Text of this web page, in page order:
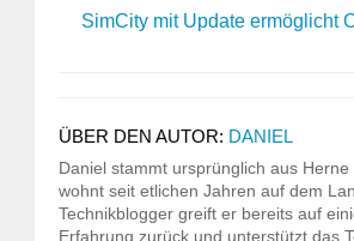
SimCity mit Update ermöglicht
ÜBER DEN AUTOR: DANIEL
Daniel stammt ursprünglich aus Herne
wohnt seit etlichen Jahren auf dem
Technikblogger greift er bereits auf
Erfahrung zurück und unterstützt das